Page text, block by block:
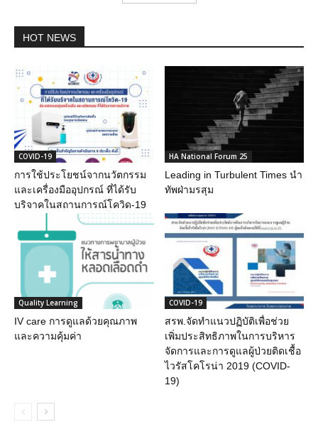
HOT NEWS
COVID-19
การใช้ประโยชน์จากนวัตกรรม
และเครื่องมืออุปกรณ์ ที่ได้รับ
บริจาคในสถานการณ์โควิด-19
HA National Forum 25
Leading in Turbulent Times นำ
ทัพฝ่ามรสุม
Quality Learning
IV care การดูแลด้วยคุณภาพ
และความคุ้มค่า
COVID-19
สรพ.จัดทำแนวปฏิบัติเพื่อช่วย
เพิ่มประสิทธิภาพในการบริหาร
จัดการและการดูแลผู้ป่วยติดเชื้อ
ไวรัสโคโรน่า 2019 (COVID-
19)